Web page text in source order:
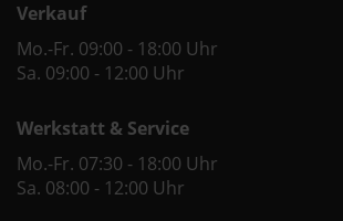
Verkauf
Mo.-Fr. 09:00 - 18:00 Uhr
Sa. 09:00 - 12:00 Uhr
Werkstatt & Service
Mo.-Fr. 07:30 - 18:00 Uhr
Sa. 08:00 - 12:00 Uhr